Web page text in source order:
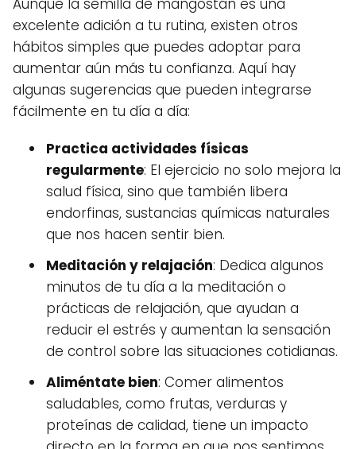
Aunque la semilla de mangostán es una
excelente adición a tu rutina, existen otros
hábitos simples que puedes adoptar para
aumentar aún más tu confianza. Aquí hay
algunas sugerencias que pueden integrarse
fácilmente en tu día a día:
Practica actividades físicas
regularmente: El ejercicio no solo mejora la
salud física, sino que también libera
endorfinas, sustancias químicas naturales
que nos hacen sentir bien.
Meditación y relajación: Dedica algunos
minutos de tu día a la meditación o
prácticas de relajación, que ayudan a
reducir el estrés y aumentan la sensación
de control sobre las situaciones cotidianas.
Aliméntate bien: Comer alimentos
saludables, como frutas, verduras y
proteínas de calidad, tiene un impacto